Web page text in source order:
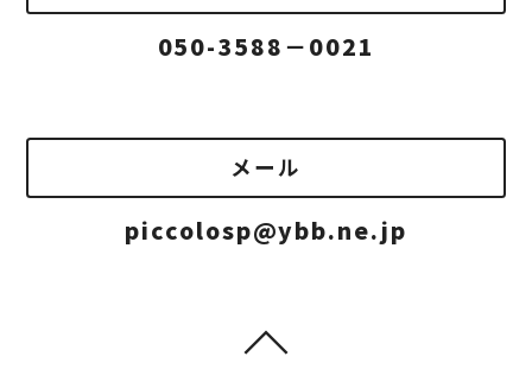
050-3588－0021
メール
piccolosp@ybb.ne.jp